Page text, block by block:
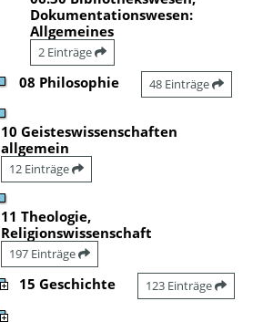
Dokumentationswesen:
Allgemeines
2 Einträge
08 Philosophie 48 Einträge
10 Geisteswissenschaften
allgemein
12 Einträge
11 Theologie,
Religionswissenschaft
197 Einträge
15 Geschichte 123 Einträge